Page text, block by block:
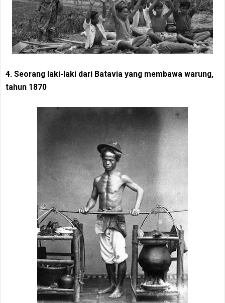
4. Seorang laki-laki dari Batavia yang membawa warung,
tahun 1870